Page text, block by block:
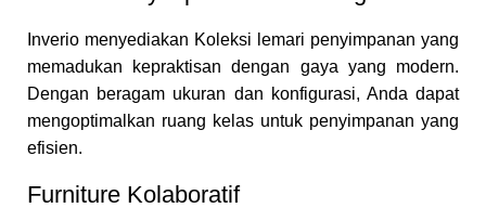
Inverio menyediakan Koleksi lemari penyimpanan yang
memadukan kepraktisan dengan gaya yang modern.
Dengan beragam ukuran dan konfigurasi, Anda dapat
mengoptimalkan ruang kelas untuk penyimpanan yang
efisien.
Furniture Kolaboratif